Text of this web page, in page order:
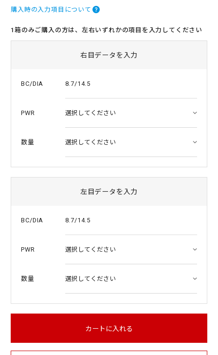
t
r
購入時の入力項目について
1箱のみご購入の方は、左右いずれかの項目を入力してください
右目データを入力
BC/DIA 8.7/14.5
PWR
数量
左目データを入力
BC/DIA 8.7/14.5
PWR
数量
カートに入れる